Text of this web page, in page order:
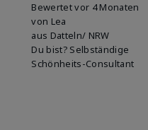
Bewertetvor 4 Monaten
von Lea
aus Datteln/ NRW
Du bist? Selbständige
Schönheits-Consultant